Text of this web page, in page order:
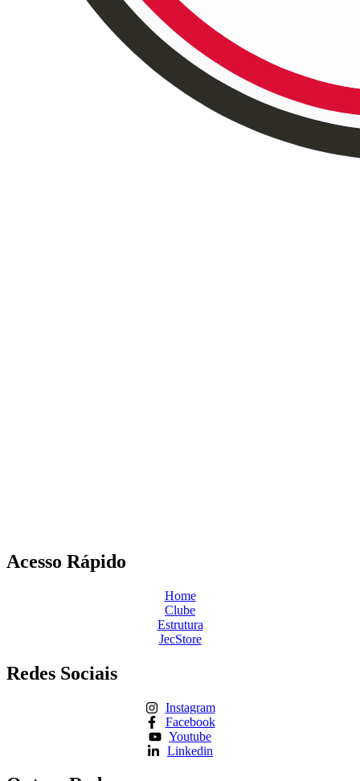
Acesso Rápido
Home
Clube
Estrutura
JecStore
Redes Sociais
Instagram
Facebook
Youtube
Linkedin